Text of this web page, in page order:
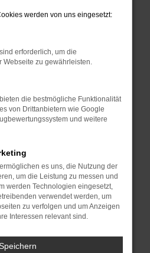
aufgetreten.
die dir helfen können:
und deine
zum Beispiel deine
wie Werbeblocker,
bestimmter Seiten
die Seite in einem
in einem privaten
neu.
werden von uns eingesetzt:
erforderlich, um die
Webseite zu gewährleisten.
die bestmögliche Funktionalität
von Drittanbietern wie Google
und weitere
es uns, die Nutzung der
um die Leistung zu messen und
werden Technologien eingesetzt,
verwendet werden, um
zu verfolgen und um Anzeigen
Interessen relevant sind.